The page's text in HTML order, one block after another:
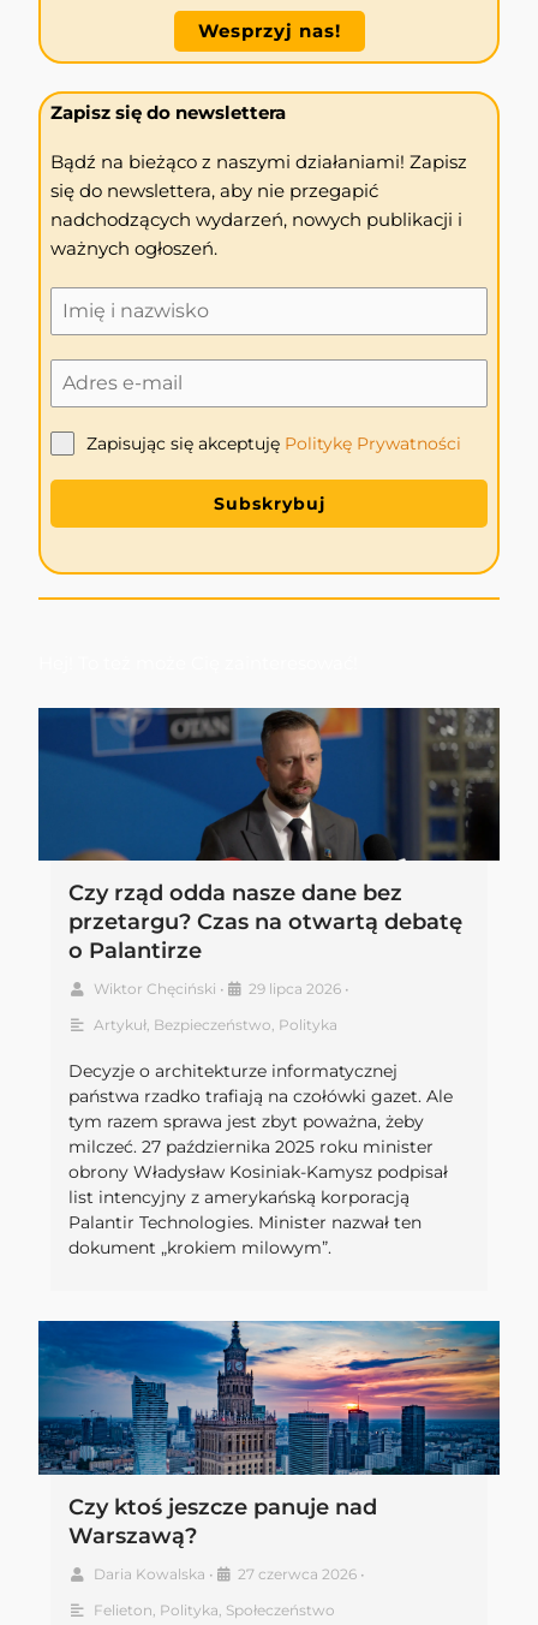
Wesprzyj nas!
Zapisz się do newslettera
Bądź na bieżąco z naszymi działaniami! Zapisz
się do newslettera, aby nie przegapić
nadchodzących wydarzeń, nowych publikacji i
ważnych ogłoszeń.
Zapisując się akceptuję Politykę Prywatności
Subskrybuj
Czy rząd odda nasze dane bez
przetargu? Czas na otwartą debatę
o Palantirze
Wiktor Chęciński • 29 lipca 2026 •
Artykuł, Bezpieczeństwo, Polityka
Decyzje o architekturze informatycznej
państwa rzadko trafiają na czołówki gazet. Ale
tym razem sprawa jest zbyt poważna, żeby
milczeć. 27 października 2025 roku minister
obrony Władysław Kosiniak-Kamysz podpisał
list intencyjny z amerykańską korporacją
Palantir Technologies. Minister nazwał ten
dokument „krokiem milowym”.
Czy ktoś jeszcze panuje nad
Warszawą?
Daria Kowalska • 27 czerwca 2026 •
Felieton Polityka Społeczeństwo